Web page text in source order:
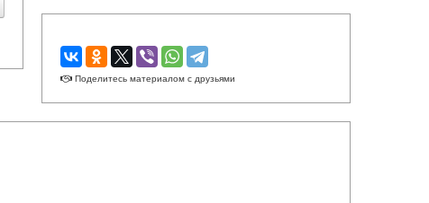
Поделитесь материалом с друзьями